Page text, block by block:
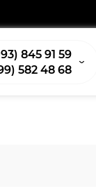
845 91 59
582 48 68